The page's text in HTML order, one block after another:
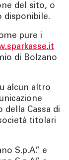
del sito, o
disponibile.
pure i
di Bolzano
alcun altro
Cassa di
titolari
S.p.A.” e